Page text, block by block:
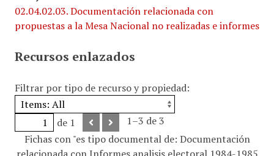
02.04.02.03. Documentación relacionada con
propuestas a la Mesa Nacional no realizadas e informes
Recursos enlazados
Filtrar por tipo de recurso y propiedad:
de 1
1–3 de 3
Fichas con "es tipo documental de: Documentación